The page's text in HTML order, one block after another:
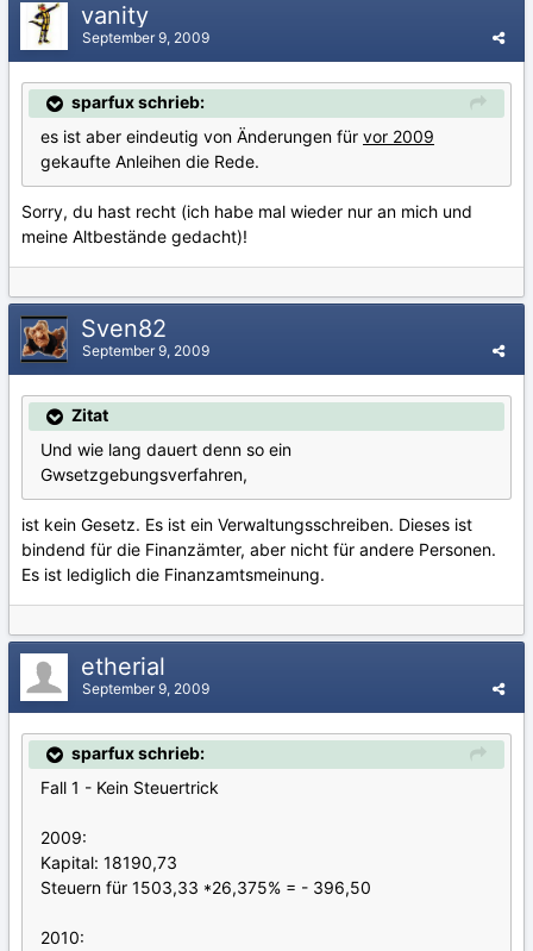
vanity
September 9, 2009
sparfux schrieb:
es ist aber eindeutig von Änderungen für vor 2009
gekaufte Anleihen die Rede.
Sorry, du hast recht (ich habe mal wieder nur an mich und
meine Altbestände gedacht)!
Sven82
September 9, 2009
Zitat
Und wie lang dauert denn so ein
Gwsetzgebungsverfahren,
ist kein Gesetz. Es ist ein Verwaltungsschreiben. Dieses ist
bindend für die Finanzämter, aber nicht für andere Personen.
Es ist lediglich die Finanzamtsmeinung.
etherial
September 9, 2009
sparfux schrieb:
Fall 1 - Kein Steuertrick
2009:
Kapital: 18190,73
Steuern für 1503,33 *26,375% = - 396,50
2010: